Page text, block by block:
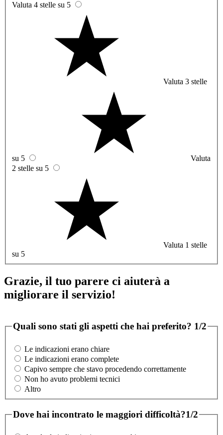
Valuta 4 stelle su 5
Valuta 3 stelle
su 5
Valuta
2 stelle su 5
Valuta 1 stelle
su 5
Grazie, il tuo parere ci aiuterà a
migliorare il servizio!
Quali sono stati gli aspetti che hai preferito? 1/2
Le indicazioni erano chiare
Le indicazioni erano complete
Capivo sempre che stavo procedendo correttamente
Non ho avuto problemi tecnici
Altro
Dove hai incontrato le maggiori difficoltà?1/2